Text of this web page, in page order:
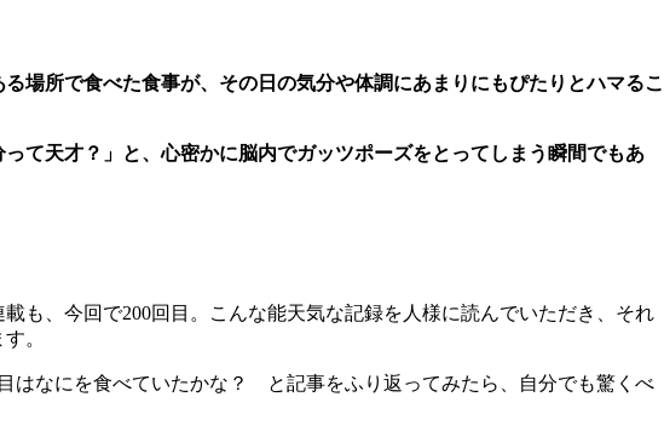
場所で食べた食事が、その日の気分や体調にあまりにもぴたりとハマるこ
て天才？」と、心密かに脳内でガッツポーズをとってしまう瞬間でもあ
も、今回で200回目。こんな能天気な記録を人様に読んでいただき、それ
。
はなにを食べていたかな？ と記事をふり返ってみたら、自分でも驚くべ